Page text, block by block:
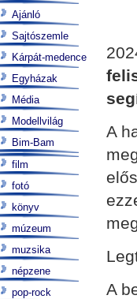
A
A
Ajánló
Sajtószemle
Kárpát-medence
Egyházak
Média
Modellvilág
Bim-Bam
film
fotó
könyv
múzeum
muzsika
népzene
pop-rock